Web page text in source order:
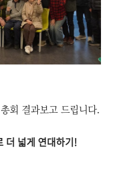
회 결과보고 드립니다.
더 넓게 연대하기!